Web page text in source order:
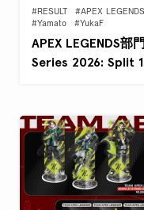
#RESULT #APEX LEGENDS
#Yamato
#YukaF
APEX LEGENDS
Series 2026: Split